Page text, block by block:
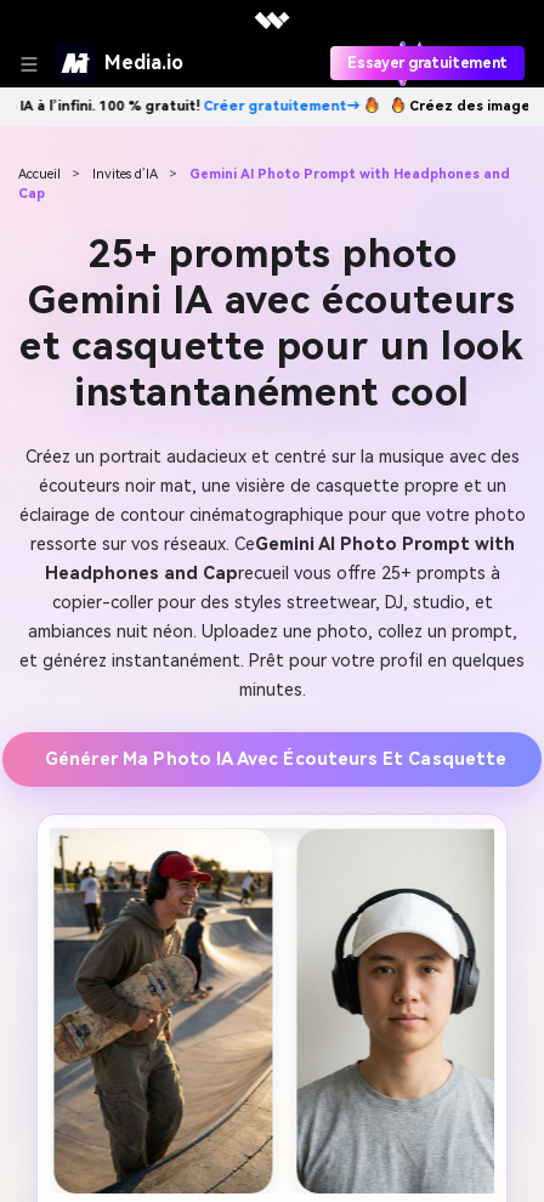
Media.io Essayer gratuitement
gratuitement→ Créez des images IA à l’infini. 100 % gratuit!
Accueil > Invites d’IA >
Gemini AI Photo Prompt with Headphones and
Cap
25+ prompts photo
Gemini IA avec écouteurs
et casquette pour un look
instantanément cool
Créez un portrait audacieux et centré sur la musique avec des
écouteurs noir mat, une visière de casquette propre et un
éclairage de contour cinématographique pour que votre photo
ressorte sur vos réseaux. CeGemini AI Photo Prompt with
Headphones and Caprecueil vous offre 25+ prompts à
copier-coller pour des styles streetwear, DJ, studio, et
ambiances nuit néon. Uploadez une photo, collez un prompt,
et générez instantanément. Prêt pour votre profil en quelques
minutes.
Générer Ma Photo IA Avec Écouteurs Et Casquette